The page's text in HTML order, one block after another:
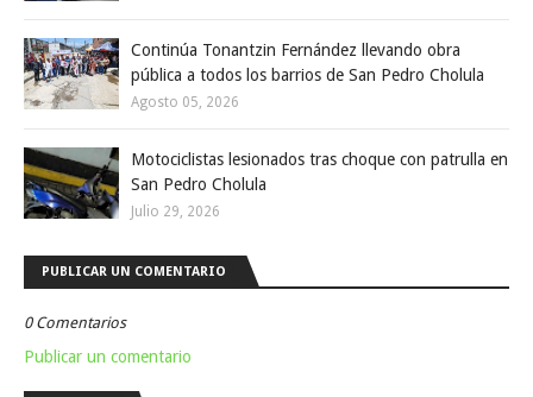
Continúa Tonantzin Fernández llevando obra
pública a todos los barrios de San Pedro Cholula
Agosto 05, 2026
Motociclistas lesionados tras choque con patrulla en
San Pedro Cholula
Julio 29, 2026
PUBLICAR UN COMENTARIO
0 Comentarios
Publicar un comentario